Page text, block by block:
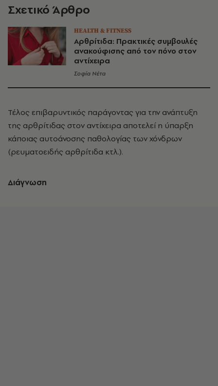
Σχετικό Άρθρο
HEALTH & FITNESS
Αρθρίτιδα: Πρακτικές συμβουλές
ανακούφισης από τον πόνο στον
αντίχειρα
Σοφία Νέτα
Τέλος επιβαρυντικός παράγοντας για την ανάπτυξη
της αρθρίτιδας στον αντίχειρα αποτελεί η ύπαρξη
κάποιας αυτοάνοσης παθολογίας των χόνδρων
(ρευματοειδής αρθρίτιδα κτλ.).
Διάγνωση